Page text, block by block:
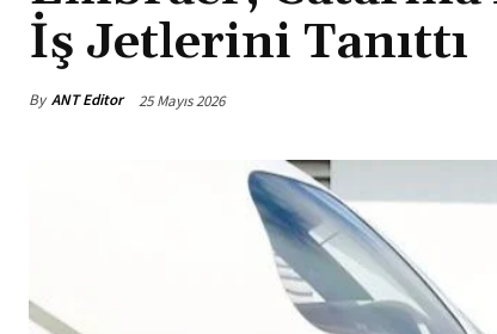
İş Jetlerini Tanıttı
By ANT Editor 25 Mayıs 2026